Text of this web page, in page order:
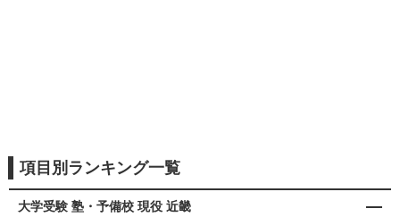
項目別ランキング一覧
大学受験 塾・予備校 現役 近畿